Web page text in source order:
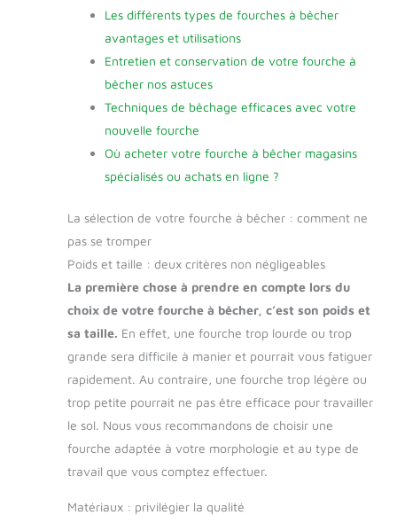
Les différents types de fourches à bêcher
avantages et utilisations
Entretien et conservation de votre fourche à
bêcher nos astuces
Techniques de bêchage efficaces avec votre
nouvelle fourche
Où acheter votre fourche à bêcher magasins
spécialisés ou achats en ligne ?
La sélection de votre fourche à bêcher : comment ne
pas se tromper
Poids et taille : deux critères non négligeables
La première chose à prendre en compte lors du
choix de votre fourche à bêcher, c’est son poids et
sa taille. En effet, une fourche trop lourde ou trop
grande sera difficile à manier et pourrait vous fatiguer
rapidement. Au contraire, une fourche trop légère ou
trop petite pourrait ne pas être efficace pour travailler
le sol. Nous vous recommandons de choisir une
fourche adaptée à votre morphologie et au type de
travail que vous comptez effectuer.
Matériaux : privilégier la qualité